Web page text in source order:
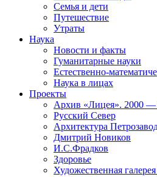
Семья и дети
Путешествие
Утраты
Наука
Новости и факты
Гуманитарные науки
Естественно-
Наука в лицах
Проекты
Архив «Лицея». 2000 —
Русский Север
Архитектура
Дмитрий Новиков
И.С.Фрадков
Здоровье
Художественная